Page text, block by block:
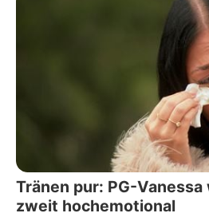
Tränen pur: PG-
zweit hochemotional